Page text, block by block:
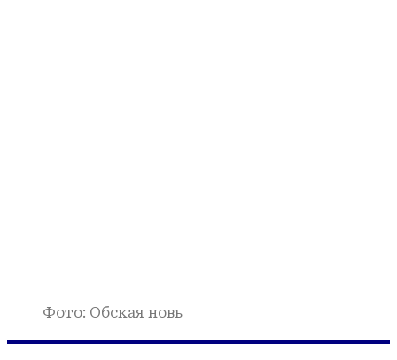
Фото: Обская новь